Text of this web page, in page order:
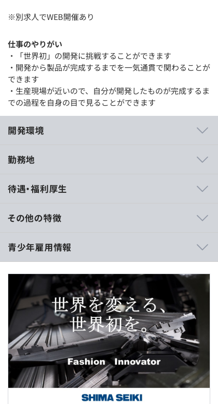
※別求人でWEB開催あり
仕事のやりがい
・「世界初」の開発に挑戦することができます
・開発から製品が完成するまでを一気通貫で関わることが
できます
・生産現場が近いので、自分が開発したものが完成するま
での過程を自身の目で見ることができます
開発環境
・開発と製造が同じ敷地内にあり、部署間の連携がスムー
・開発開始から製品が完成するまで、ものづくりの全工程
に携わることができます
■世界初の技術「ホールガーメント横編機」
従来のニット製品の製造方法を覆す当社独自の技術。現代
のものづくりに欠かすことができない「サステナブルなも
のづくり」を実現する横編機です。
■シミュレーション技術トップクラス！ ニットデザイン
ソフト：『SDS-ONE APEX』
基本機能をはじめ、最高品質のニット・織物・タオルのデ
ザインやシミュレーションの全機能を完備。多様なソフト
のラインアップを用意しており、お客様のニーズに合わ
せ、アップグレードにも対応しています。
勤務地
転勤はありません。
待遇・福利厚生
・大卒：241,000円
・院卒：251,000円
※残業時間に応じて残業代を別途支給いたします。
【採用時】
9：00～17：45
※開発部門は出勤時間選択可
休憩時間：【採用時】12：30～13：15（45分）
平均残業時間：【採用時】平均20～30時間／月
その他の特徴
青少年雇用情報
過去３年間の新卒採用者数・離職者数
前年度 採用者数13人 離職者数0人
2年度前 採用者数8人 離職者数0人
3年度前 採用者数13人 離職者数2人
過去３年間の新卒採用者数の男女別人数
前年度 男性9人 女性4人
2年度前 男性4人 女性4人
3年度前 男性9人 女性4人